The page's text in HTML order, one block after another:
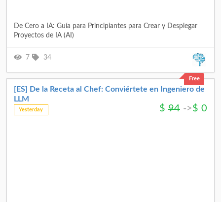
De Cero a IA: Guía para Principiantes para Crear y Desplegar
Proyectos de IA (AI)
7 34
Free
[ES] De la Receta al Chef: Conviértete en Ingeniero de
LLM
Yesterday $ 94 ->$ 0